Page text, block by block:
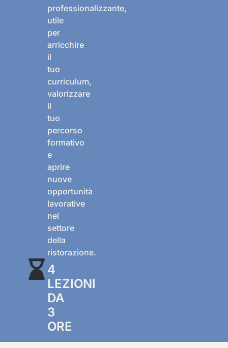
professionalizzante,
utile
per
arricchire
il
tuo
curriculum,
valorizzare
il
tuo
percorso
formativo
e
aprire
nuove
opportunità
lavorative
nel
settore
della
ristorazione.
4
LEZIONI
DA
3
ORE